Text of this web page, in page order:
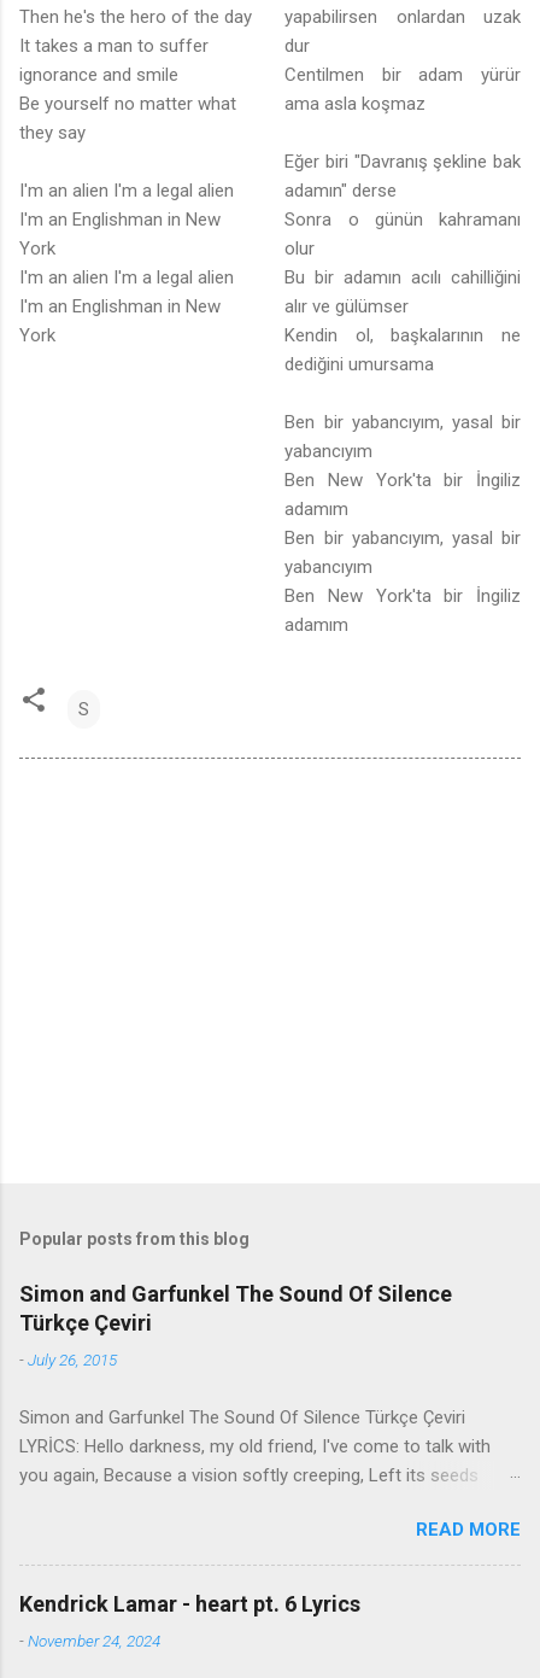
Then he's the hero of the day
It takes a man to suffer
ignorance and smile
Be yourself no matter what
they say
I'm an alien I'm a legal alien
I'm an Englishman in New
York
I'm an alien I'm a legal alien
I'm an Englishman in New
York
yapabilirsen onlardan uzak
dur
Centilmen bir adam yürür
ama asla koşmaz
Eğer biri "Davranış şekline bak
adamın" derse
Sonra o günün kahramanı
olur
Bu bir adamın acılı cahilliğini
alır ve gülümser
Kendin ol, başkalarının ne
dediğini umursama
Ben bir yabancıyım, yasal bir
yabancıyım
Ben New York'ta bir İngiliz
adamım
Ben bir yabancıyım, yasal bir
yabancıyım
Ben New York'ta bir İngiliz
adamım
S
Popular posts from this blog
Simon and Garfunkel The Sound Of Silence
Türkçe Çeviri
-July 26, 2015
Simon and Garfunkel The Sound Of Silence Türkçe Çeviri
LYRİCS: Hello darkness, my old friend, I've come to talk with
you again, Because a vision softly creeping, Left its seeds
brain Still remains Within the sound of silence. In restless
dreams i walked alone Narrow streets of cobblestone, 'neath
the halo of a street lamp, I turned my collar to the cold and
damp When my eyes were stabbed by the flash of a neon light
That split the night And touched the sound of silence. And in
READ MORE
Kendrick Lamar - heart pt. 6 Lyrics
-November 24, 2024